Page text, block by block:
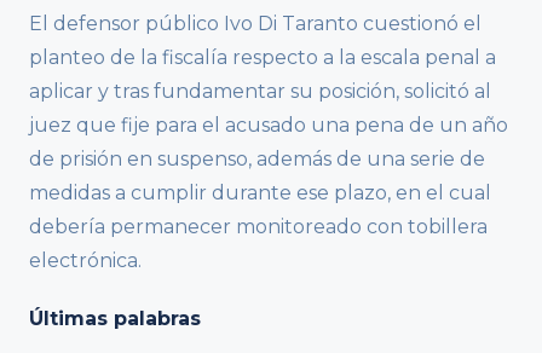
El defensor público Ivo Di Taranto cuestionó el
planteo de la fiscalía respecto a la escala penal a
aplicar y tras fundamentar su posición, solicitó al
juez que fije para el acusado una pena de un año
de prisión en suspenso, además de una serie de
medidas a cumplir durante ese plazo, en el cual
debería permanecer monitoreado con tobillera
electrónica.
Últimas palabras